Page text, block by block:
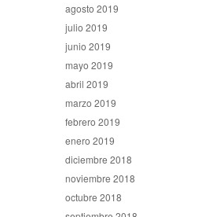
agosto 2019
julio 2019
junio 2019
mayo 2019
abril 2019
marzo 2019
febrero 2019
enero 2019
diciembre 2018
noviembre 2018
octubre 2018